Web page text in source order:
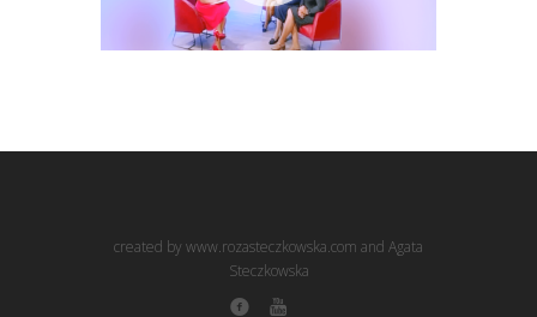
created by www.rozasteczkowska.com and Agata
Steczkowska